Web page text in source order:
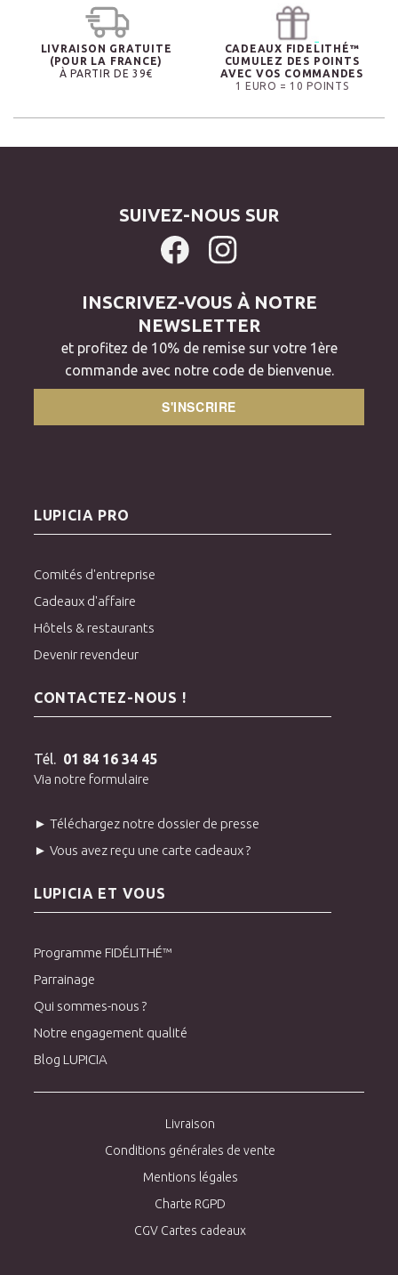
LIVRAISON GRATUITE
(POUR LA FRANCE)
À PARTIR DE 39€
CADEAUX FIDELITHÉ™
CUMULEZ DES POINTS
AVEC VOS COMMANDES
1 EURO = 10 POINTS
SUIVEZ-NOUS SUR
INSCRIVEZ-VOUS À NOTRE
NEWSLETTER
et profitez de 10% de remise sur votre 1ère
commande avec notre code de bienvenue.
S'INSCRIRE
LUPICIA PRO
Comités d'entreprise
Cadeaux d'affaire
Hôtels & restaurants
Devenir revendeur
CONTACTEZ-NOUS !
Tél. 01 84 16 34 45
Via notre formulaire
► Téléchargez notre dossier de presse
► Vous avez reçu une carte cadeaux ?
LUPICIA ET VOUS
Programme FIDÉLITHÉ™
Parrainage
Qui sommes-nous ?
Notre engagement qualité
Blog LUPICIA
Livraison
Conditions générales de vente
Mentions légales
Charte RGPD
CGV Cartes cadeaux